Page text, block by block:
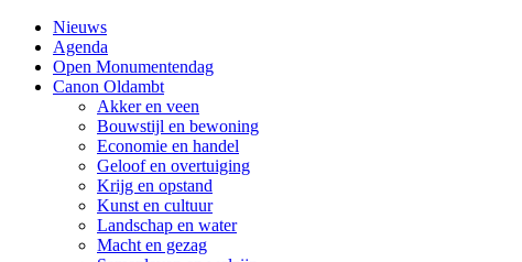
Nieuws
Agenda
Open Monumentendag
Canon Oldambt
Akker en veen
Bouwstijl en bewoning
Economie en handel
Geloof en overtuiging
Krijg en opstand
Kunst en cultuur
Landschap en water
Macht en gezag